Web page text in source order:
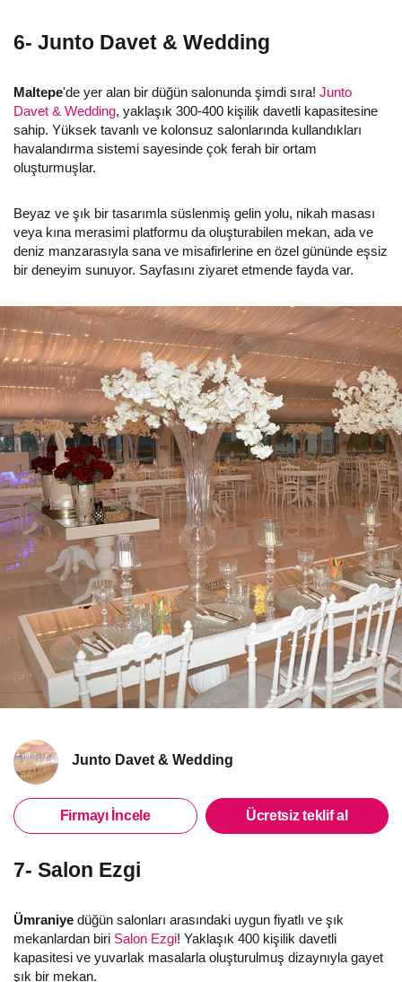
6- Junto Davet & Wedding
Maltepe'de yer alan bir düğün salonunda şimdi sıra! Junto
Davet & Wedding, yaklaşık 300-400 kişilik davetli kapasitesine
sahip. Yüksek tavanlı ve kolonsuz salonlarında kullandıkları
havalandırma sistemi sayesinde çok ferah bir ortam
oluşturmuşlar.
Beyaz ve şık bir tasarımla süslenmiş gelin yolu, nikah masası
veya kına merasimi platformu da oluşturabilen mekan, ada ve
deniz manzarasıyla sana ve misafirlerine en özel gününde eşsiz
bir deneyim sunuyor. Sayfasını ziyaret etmende fayda var.
Junto Davet & Wedding
Firmayı İncele Ücretsiz teklif al
7- Salon Ezgi
Ümraniye düğün salonları arasındaki uygun fiyatlı ve şık
mekanlardan biri Salon Ezgi! Yaklaşık 400 kişilik davetli
kapasitesi ve yuvarlak masalarla oluşturulmuş dizaynıyla gayet
şık bir mekan.